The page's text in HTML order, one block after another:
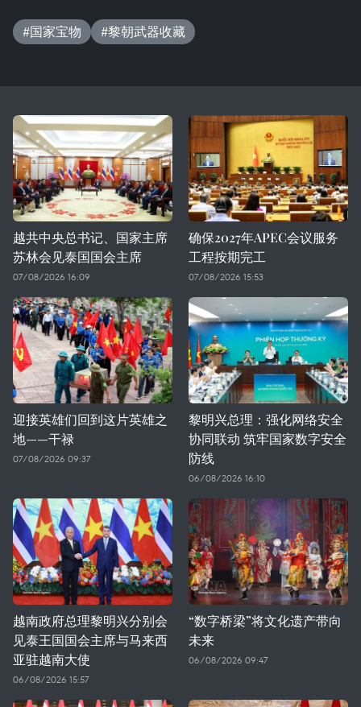
#国家宝物 #黎朝武器收藏
越共中央总书记、国家主席
苏林会见泰国国会主席
07/08/2026 16:09
确保2027年APEC会议服务
工程按期完工
07/08/2026 15:53
迎接英雄们回到这片英雄之
地——干禄
07/08/2026 09:37
黎明兴总理：强化网络安全
协同联动 筑牢国家数字安全
防线
06/08/2026 16:10
越南政府总理黎明兴分别会
见泰王国国会主席与马来西
亚驻越南大使
06/08/2026 15:57
“数字桥梁”将文化遗产带向
未来
06/08/2026 09:47